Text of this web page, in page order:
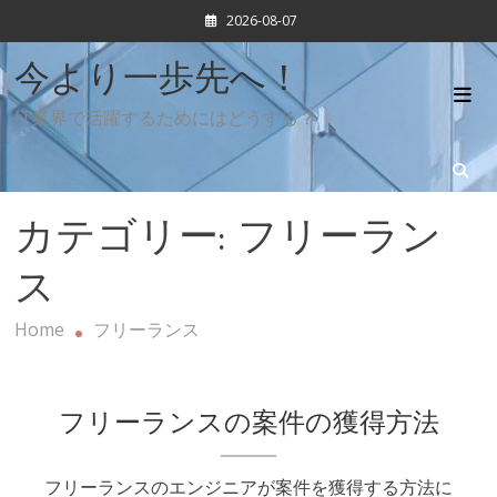
to
content
2026-08-07
今より一歩先へ！
IT業界で活躍するためにはどうする？
カテゴリー: フリーラン
ス
Home フリーランス
フリーランスの案件の獲得方法
フリーランスのエンジニアが案件を獲得する方法に